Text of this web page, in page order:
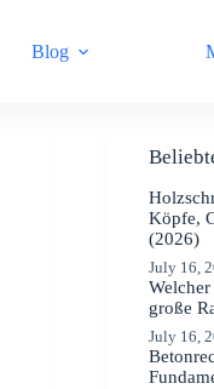
Blog
Köpfe,
(2026)
July 16,
große
July 16,